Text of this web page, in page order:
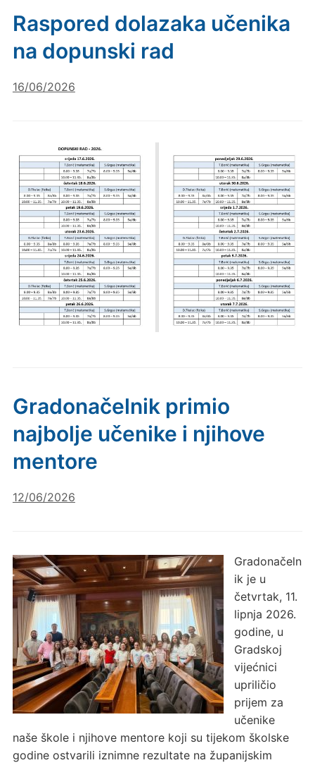
Raspored dolazaka učenika
na dopunski rad
16/06/2026
Gradonačelnik primio
najbolje učenike i njihove
mentore
12/06/2026
Gradonačeln
ik je u
četvrtak, 11.
lipnja 2026.
godine, u
Gradskoj
vijećnici
upriličio
prijem za
učenike
naše škole i njihove mentore koji su tijekom školske
godine ostvarili iznimne rezultate na županijskim